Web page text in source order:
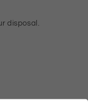
disposal.